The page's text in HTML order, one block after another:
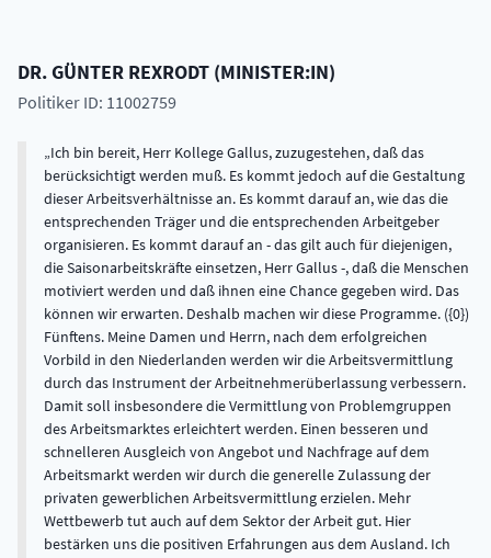
DR.GÜNTER REXRODT (MINISTER:IN)
Politiker ID: 11002759
Ich bin bereit, Herr Kollege Gallus, zuzugestehen, daß das
berücksichtigt werden muß. Es kommt jedoch auf die Gestaltung
dieser Arbeitsverhältnisse an. Es kommt darauf an, wie das die
entsprechenden Träger und die entsprechenden Arbeitgeber
organisieren. Es kommt darauf an - das gilt auch für diejenigen,
die Saisonarbeitskräfte einsetzen, Herr Gallus -, daß die Menschen
motiviert werden und daß ihnen eine Chance gegeben wird. Das
können wir erwarten. Deshalb machen wir diese Programme. ({0})
Fünftens. Meine Damen und Herrn, nach dem erfolgreichen
Vorbild in den Niederlanden werden wir die Arbeitsvermittlung
durch das Instrument der Arbeitnehmerüberlassung verbessern.
Damit soll insbesondere die Vermittlung von Problemgruppen
des Arbeitsmarktes erleichtert werden. Einen besseren und
schnelleren Ausgleich von Angebot und Nachfrage auf dem
Arbeitsmarkt werden wir durch die generelle Zulassung der
privaten gewerblichen Arbeitsvermittlung erzielen. Mehr
Wettbewerb tut auch auf dem Sektor der Arbeit gut. Hier
bestärken uns die positiven Erfahrungen aus dem Ausland. Ich